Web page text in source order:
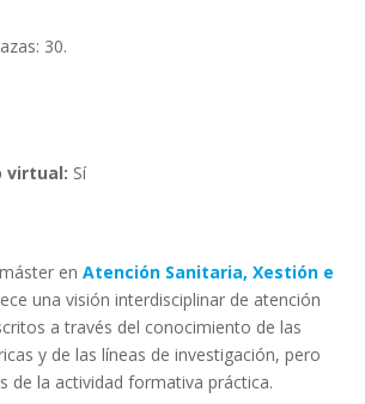
30.
virtual: Sí
enAtención Sanitaria, Xestión e
una visión interdisciplinar de atención
a través del conocimiento de las
y de las líneas de investigación, pero
de la actividad formativa práctica.